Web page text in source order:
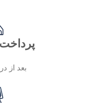
بعد از